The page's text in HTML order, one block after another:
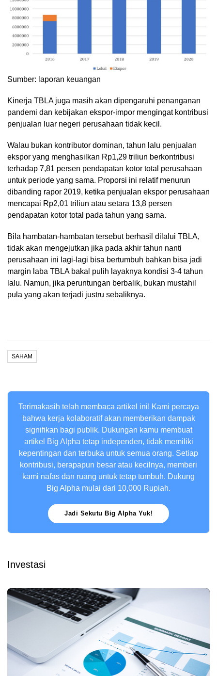
Sumber: laporan keuangan
Kinerja TBLA juga masih akan dipengaruhi penanganan
pandemi dan kebijakan ekspor-impor mengingat kontribusi
penjualan luar negeri perusahaan tidak kecil.
Walau bukan kontributor dominan, tahun lalu penjualan
ekspor yang menghasilkan Rp1,29 triliun berkontribusi
terhadap 7,81 persen pendapatan kotor total perusahaan
untuk periode yang sama. Proporsi ini relatif menurun
dibanding rapor 2019, ketika penjualan ekspor perusahaan
mencapai Rp2,01 triliun atau setara 13,8 persen
pendapatan kotor total pada tahun yang sama.
Bila hambatan-hambatan tersebut berhasil dilalui TBLA,
tidak akan mengejutkan jika pada akhir tahun nanti
perusahaan ini lagi-lagi bisa bertumbuh bahkan bisa jadi
margin laba TBLA bakal pulih layaknya kondisi 3-4 tahun
lalu. Namun, jika peruntungan berbalik, bukan mustahil
pula yang akan terjadi justru sebaliknya.
SAHAM
Terimakasih telah membaca artikel ini! Kami percaya
bahwa kerja kolaboratif akan memberikan dampak
signifikan bagi publik. Dukungan kamu membuat
artikel Big Alpha tetap independen, tidak memiliki
kepentingan dan terbuka untuk semua orang. Setiap
kontribusi, berapapun besar atau kecilnya, memberi
kami nafas dan ruang untuk tetap tumbuh. Dukung
Big Alpha mulai dari 10,000 Rupiah.
Jadi Sekutu Big Alpha Yuk!
Investasi